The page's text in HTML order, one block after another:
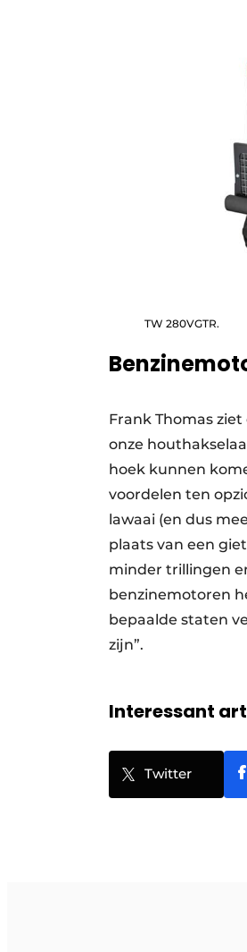
TW 280VGTR.
Frank Thomas
onze
hoek kunnen
voordelen ten
lawaai (en dus
plaats van een
minder trillingen
benzinemotoren
bepaalde staten
zijn”.
Interessant
Twitter